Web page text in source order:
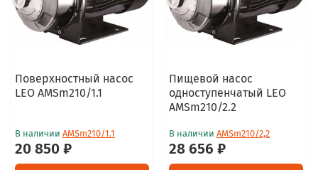
Поверхностный насос
LEO AMSm210/1.1
В наличии AMSm210/1.1
20 850 ₽
Пищевой насос
одноступенчатый LEO
AMSm210/2.2
В наличии AMSm210/2,2
28 656 ₽